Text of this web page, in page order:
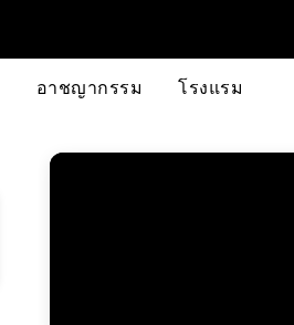
อาชญากรรม โรงแรม